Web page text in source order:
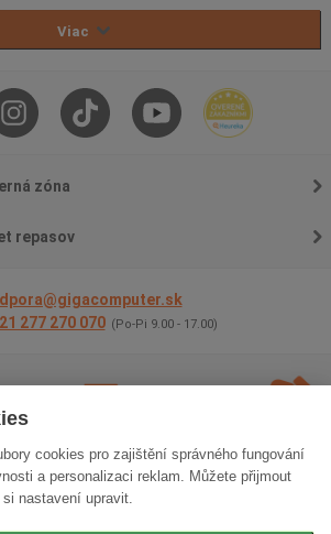
cookies pro zajištění správného fungování
a personalizaci reklam. Můžete přijmout
nastavení upravit.
Viac
zóna
repasov
277 270 070 (Po-Pi 9.00 - 17.00)
Doprava zadarmo
Osobný
odber